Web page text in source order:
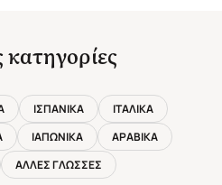
κατηγορίες
ΙΣΠΑΝΙΚΑ
ΙΤΑΛΙΚΑ
ΙΑΠΩΝΙΚΑ
ΑΡΑΒΙΚΑ
ΑΛΛΕΣ ΓΛΩΣΣΕΣ